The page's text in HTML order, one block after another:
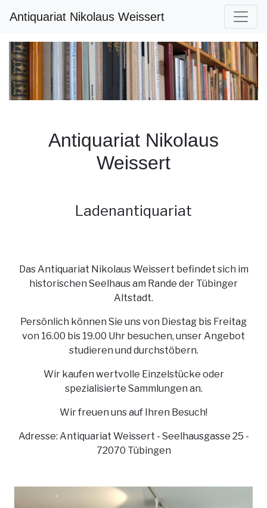
Antiquariat Nikolaus Weissert
Antiquariat Nikolaus
Weissert
Ladenantiquariat
Das Antiquariat Nikolaus Weissert befindet sich im
historischen Seelhaus am Rande der Tübinger
Altstadt.
Persönlich können Sie uns von Diestag bis Freitag
von 16.00 bis 19.00 Uhr besuchen, unser Angebot
studieren und durchstöbern.
Wir kaufen wertvolle Einzelstücke oder
spezialisierte Sammlungen an.
Wir freuen uns auf Ihren Besuch!
Adresse: Antiquariat Weissert - Seelhausgasse 25 -
72070 Tübingen